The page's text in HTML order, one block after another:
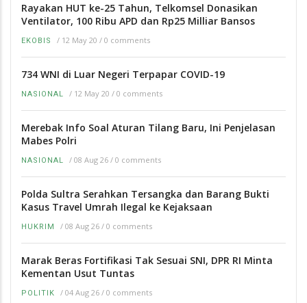
Rayakan HUT ke-25 Tahun, Telkomsel Donasikan
Ventilator, 100 Ribu APD dan Rp25 Milliar Bansos
EKOBIS / 12 May 20 / 0 comments
734 WNI di Luar Negeri Terpapar COVID-19
NASIONAL / 12 May 20 / 0 comments
Merebak Info Soal Aturan Tilang Baru, Ini Penjelasan
Mabes Polri
NASIONAL / 08 Aug 26 / 0 comments
Polda Sultra Serahkan Tersangka dan Barang Bukti
Kasus Travel Umrah Ilegal ke Kejaksaan
HUKRIM / 08 Aug 26 / 0 comments
Marak Beras Fortifikasi Tak Sesuai SNI, DPR RI Minta
Kementan Usut Tuntas
POLITIK / 04 Aug 26 / 0 comments